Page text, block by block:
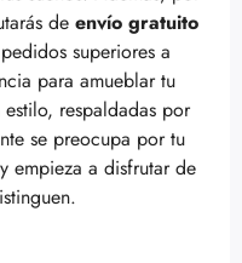
de envío gratuito
superiores a
para amueblar tu
respaldadas por
se preocupa por tu
empieza a disfrutar de